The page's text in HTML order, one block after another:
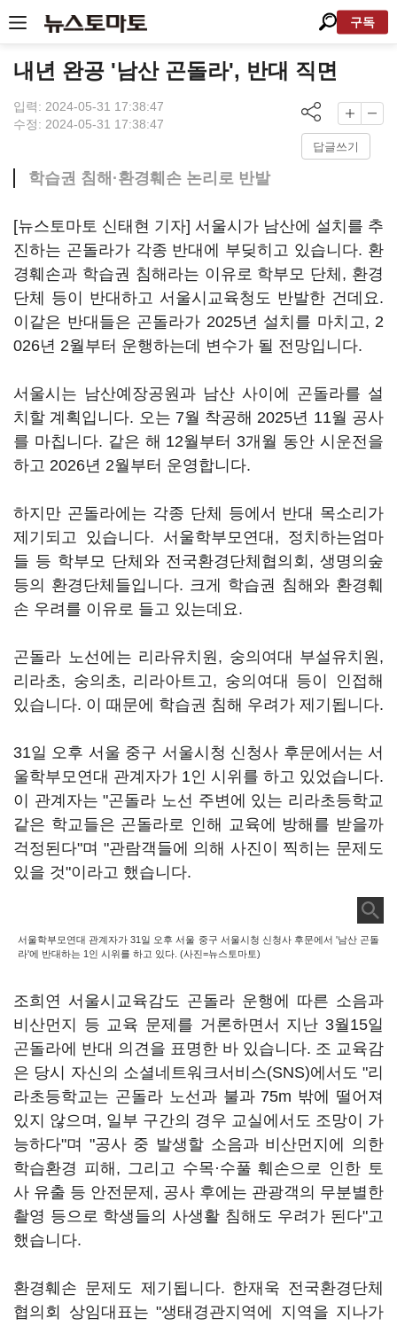
구독
내년 완공 '남산 곤돌라', 반대 직면
입력: 2024-05-31 17:38:47
수정: 2024-05-31 17:38:47
답글쓰기
학습권 침해·환경훼손 논리로 반발
[뉴스토마토 신태현 기자] 서울시가 남산에 설치를 추
진하는 곤돌라가 각종 반대에 부딪히고 있습니다. 환
경훼손과 학습권 침해라는 이유로 학부모 단체, 환경
단체 등이 반대하고 서울시교육청도 반발한 건데요.
이같은 반대들은 곤돌라가 2025년 설치를 마치고, 2
026년 2월부터 운행하는데 변수가 될 전망입니다.
서울시는 남산예장공원과 남산 사이에 곤돌라를 설
치할 계획입니다. 오는 7월 착공해 2025년 11월 공사
를 마칩니다. 같은 해 12월부터 3개월 동안 시운전을
하고 2026년 2월부터 운영합니다.
하지만 곤돌라에는 각종 단체 등에서 반대 목소리가
제기되고 있습니다. 서울학부모연대, 정치하는엄마
들 등 학부모 단체와 전국환경단체협의회, 생명의숲
등의 환경단체들입니다. 크게 학습권 침해와 환경훼
손 우려를 이유로 들고 있는데요.
곤돌라 노선에는 리라유치원, 숭의여대 부설유치원,
리라초, 숭의초, 리라아트고, 숭의여대 등이 인접해
있습니다. 이 때문에 학습권 침해 우려가 제기됩니다.
31일 오후 서울 중구 서울시청 신청사 후문에서는 서
울학부모연대 관계자가 1인 시위를 하고 있었습니다.
이 관계자는 "곤돌라 노선 주변에 있는 리라초등학교
같은 학교들은 곤돌라로 인해 교육에 방해를 받을까
걱정된다"며 "관람객들에 의해 사진이 찍히는 문제도
있을 것"이라고 했습니다.
서울학부모연대 관계자가 31일 오후 서울 중구 서울시청 신청사 후문에서 '남산 곤돌
라'에 반대하는 1인 시위를 하고 있다. (사진=뉴스토마토)
조희연 서울시교육감도 곤돌라 운행에 따른 소음과
비산먼지 등 교육 문제를 거론하면서 지난 3월15일
곤돌라에 반대 의견을 표명한 바 있습니다. 조 교육감
은 당시 자신의 소셜네트워크서비스(SNS)에서도 "리
라초등학교는 곤돌라 노선과 불과 75m 밖에 떨어져
있지 않으며, 일부 구간의 경우 교실에서도 조망이 가
능하다"며 "공사 중 발생할 소음과 비산먼지에 의한
학습환경 피해, 그리고 수목·수풀 훼손으로 인한 토
사 유출 등 안전문제, 공사 후에는 관광객의 무분별한
촬영 등으로 학생들의 사생활 침해도 우려가 된다"고
했습니다.
환경훼손 문제도 제기됩니다. 한재욱 전국환경단체
협의회 상임대표는 "생태경관지역에 지역을 지나가